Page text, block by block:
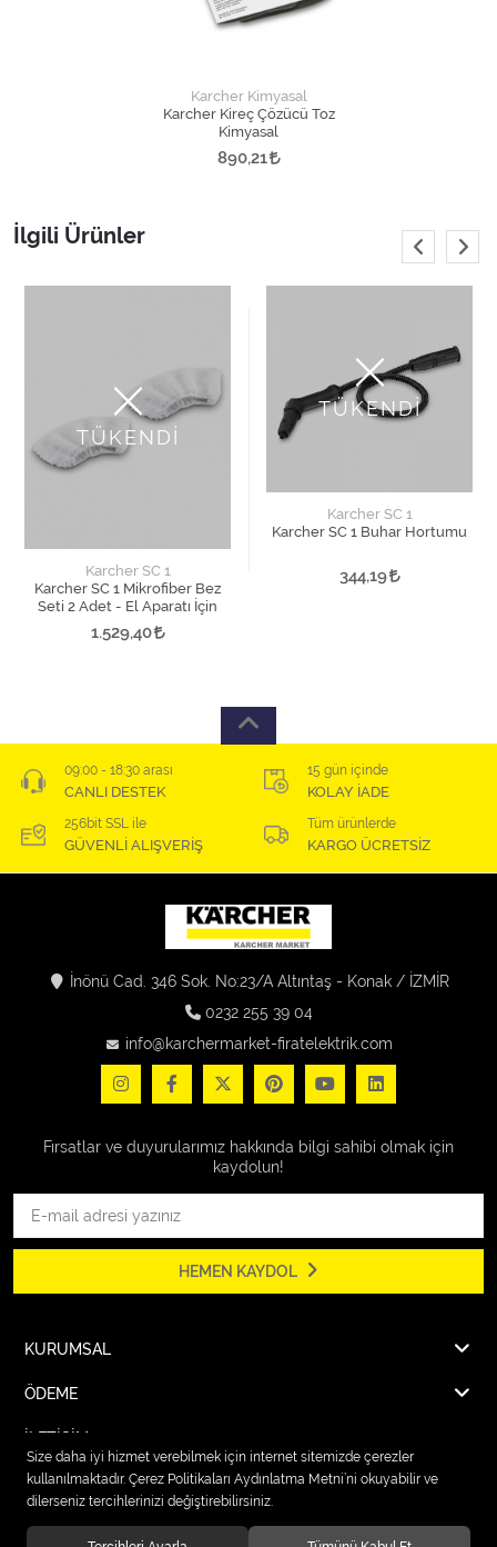
Karcher Kimyasal
Karcher Kireç Çözücü Toz
Kimyasal
890,21
İlgili Ürünler
TÜKENDİ
Karcher SC 1
Karcher SC 1 Mikrofiber Bez
Seti 2 Adet - El Aparatı İçin
1.529,40
TÜKENDİ
Karcher SC 1
Karcher SC 1 Buhar Hortumu
344,19
09:00 - 18:30 arası
CANLI DESTEK
15 gün içinde
KOLAY İADE
256bit SSL ile
GÜVENLİ ALIŞVERİŞ
Tüm ürünlerde
KARGO ÜCRETSİZ
İnönü Cad. 346 Sok. No:23/A Altıntaş - Konak / İZMİR
0232 255 39 04
info@karchermarket-firatelektrik.com
Fırsatlar ve duyurularımız hakkında bilgi sahibi olmak için
kaydolun!
HEMEN KAYDOL
KURUMSAL
ÖDEME
İLETİŞİM
© 2026Karcher Market Fırat Elektrik. Tüm hakları saklıdır.
Size daha iyi hizmet verebilmek için internet sitemizde çerezler
kullanılmaktadır. Çerez Politikaları Aydınlatma Metni’ni okuyabilir ve
dilerseniz tercihlerinizi değiştirebilirsiniz.